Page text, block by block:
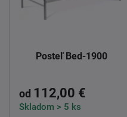
Posteľ Bed-1900
od 112,00 €
Skladom > 5 ks